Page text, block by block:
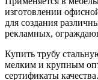
изготовлении
для создания
рекламных,
Купить трубу
мелким и крупным
сертификаты качества.